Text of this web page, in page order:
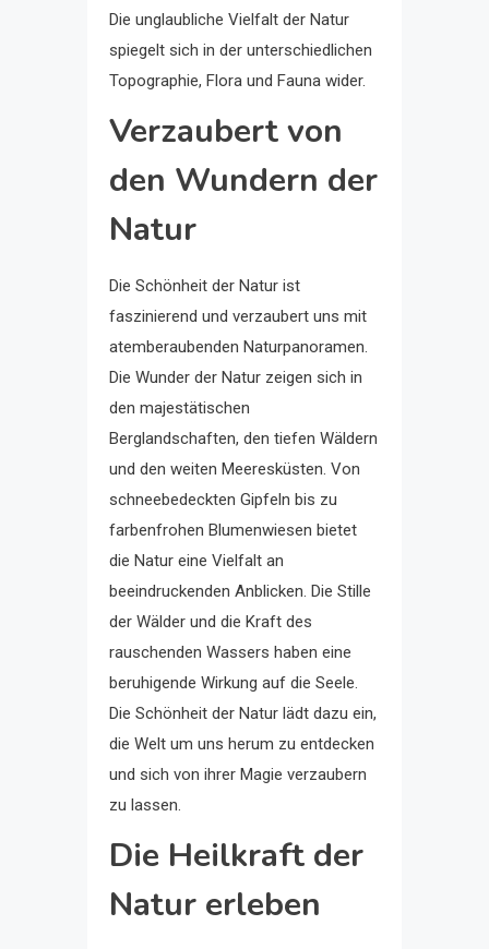
Die unglaubliche Vielfalt der Natur
spiegelt sich in der unterschiedlichen
Topographie, Flora und Fauna wider.
Verzaubert von
den Wundern der
Natur
Die Schönheit der Natur ist
faszinierend und verzaubert uns mit
atemberaubenden Naturpanoramen.
Die Wunder der Natur zeigen sich in
den majestätischen
Berglandschaften, den tiefen Wäldern
und den weiten Meeresküsten. Von
schneebedeckten Gipfeln bis zu
farbenfrohen Blumenwiesen bietet
die Natur eine Vielfalt an
beeindruckenden Anblicken. Die Stille
der Wälder und die Kraft des
rauschenden Wassers haben eine
beruhigende Wirkung auf die Seele.
Die Schönheit der Natur lädt dazu ein,
die Welt um uns herum zu entdecken
und sich von ihrer Magie verzaubern
zu lassen.
Die Heilkraft der
Natur erleben